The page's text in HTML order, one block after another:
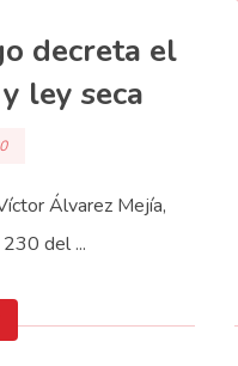
decreta el
ley seca
Álvarez Mejía,
del ...